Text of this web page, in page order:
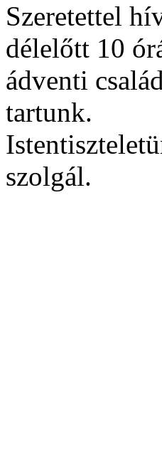
Szeretettel
délelőtt 10
ádventi
tartunk.
szolgál.